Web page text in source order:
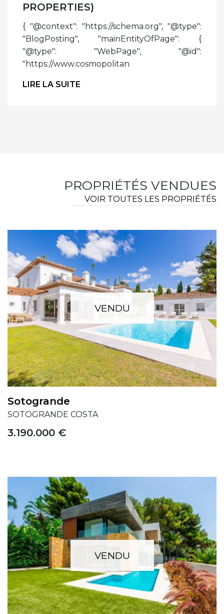
PROPERTIES)
{ "@context": "https://schema.org", "@type":
"BlogPosting", "mainEntityOfPage": {
"@type": "WebPage", "@id":
"https://www.cosmopolitan
LIRE LA SUITE
PROPRIÉTÉS VENDUES
VOIR TOUTES LES PROPRIÉTÉS
VENDU
Sotogrande
SOTOGRANDE COSTA
3.190.000 €
VENDU